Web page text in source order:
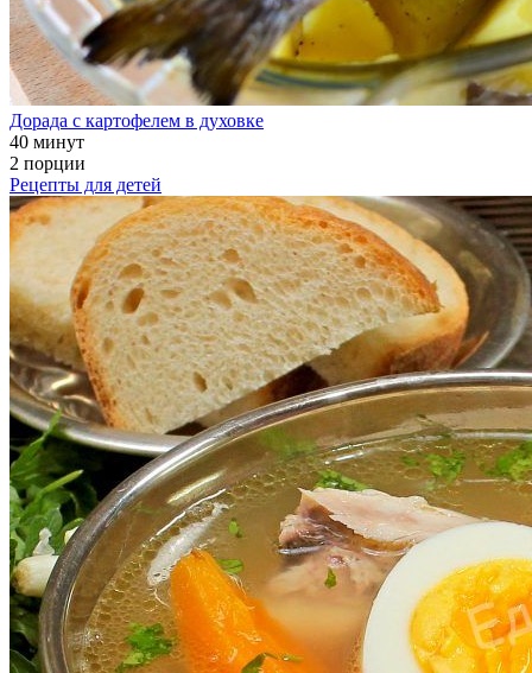
Дорада с картофелем в духовке
40 минут
2 порции
Рецепты для детей